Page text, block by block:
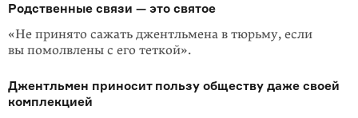
Родственные связи — это святое
«Не приня­то сажать джентльмена в тюрьму, если
вы помолвлены с его теткой».
Джентльмен приносит пользу обществу даже своей
комплекцией